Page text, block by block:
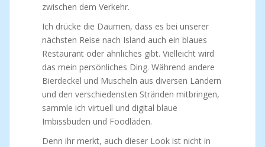
zwischen dem Verkehr.
Ich drücke die Daumen, dass es bei unserer
nächsten Reise nach Island auch ein blaues
Restaurant oder ähnliches gibt. Vielleicht wird
das mein persönliches Ding. Während andere
Bierdeckel und Muscheln aus diversen Ländern
und den verschiedensten Stränden mitbringen,
sammle ich virtuell und digital blaue
Imbissbuden und Foodläden.
Denn ihr merkt, auch dieser Look ist nicht in